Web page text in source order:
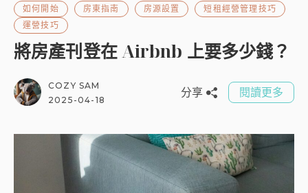
如何開始 房東指南 房源設置
短租經營管理技巧
運營技巧
將房產刊登在 Airbnb 上要多少錢？
COZY SAM
2025-04-18
分享 閱讀更多